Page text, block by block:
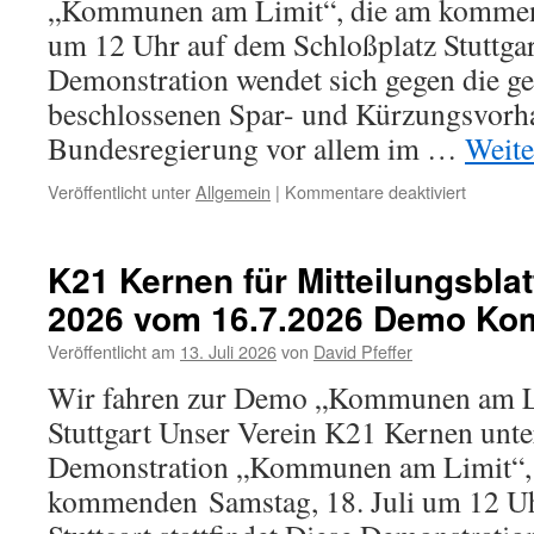
am
„Kommunen am Limit“, die am
um 12 Uhr auf dem Schloßplatz
Demonstration wendet sich gegen die
beschlossenen Spar- und
Bundesregierung vor allem im …
Veröffentlicht unterAllgemein | Kommentare deaktiviertfür
Demo
am
18.
Juli
in
Stuttgart
K21 Kernen für
2026 vom 16.7.2026 Demo
Veröffentlicht am 13. Juli 2026von David Pfeffer
Wir fahren zur Demo „Kommunen am
Stuttgart Unser Verein K21 Kernen
Demonstration „Kommunen am
kommenden Samstag, 18. Juli um 12